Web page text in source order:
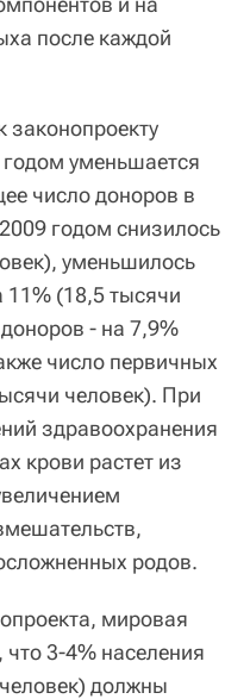
после каждой
законопроекту
уменьшается
число доноров в
годом снизилось
уменьшилось
11% (18,5 тысячи
- на 7,9%
число первичных
человек). При
здравоохранения
крови растет из
родов.
мировая
что 3-4% населения
должны